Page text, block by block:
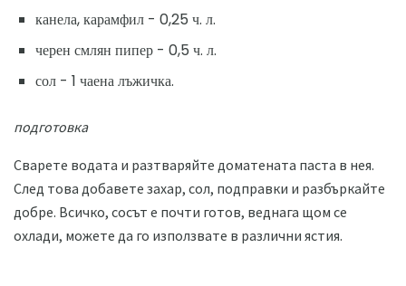
канела, карамфил - 0,25 ч. л.
черен смлян пипер - 0,5 ч. л.
сол - 1 чаена лъжичка.
подготовка
Сварете водата и разтваряйте доматената паста в нея.
След това добавете захар, сол, подправки и разбъркайте
добре. Всичко, сосът е почти готов, веднага щом се
охлади, можете да го използвате в различни ястия.